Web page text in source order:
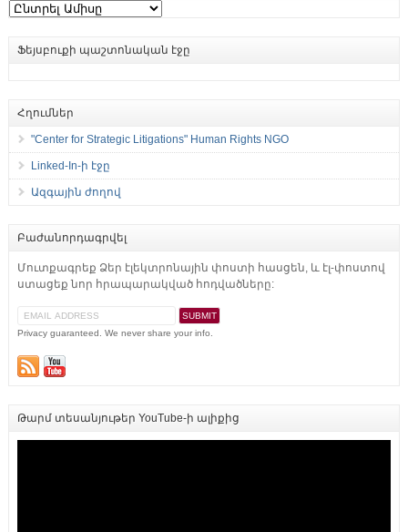
Արխիվ
Ֆեյսբուքի պաշտոնական էջը
Հղումներ
"Center for Strategic Litigations" Human Rights NGO
Linked-In-ի էջը
Ազգային ժողով
Բաժանորդագրվել
Մուտքագրեք Ձեր էլեկտրոնային փոստի հասցեն, և էլ-փոստով
ստացեք նոր հրապարակված հոդվածները:
Privacy guaranteed. We never share your info.
Թարմ տեսանյութեր YouTube-ի ալիքից